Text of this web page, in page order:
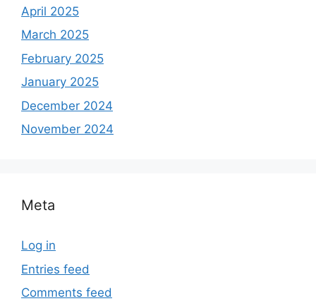
April 2025
March 2025
February 2025
January 2025
December 2024
November 2024
Meta
Log in
Entries feed
Comments feed